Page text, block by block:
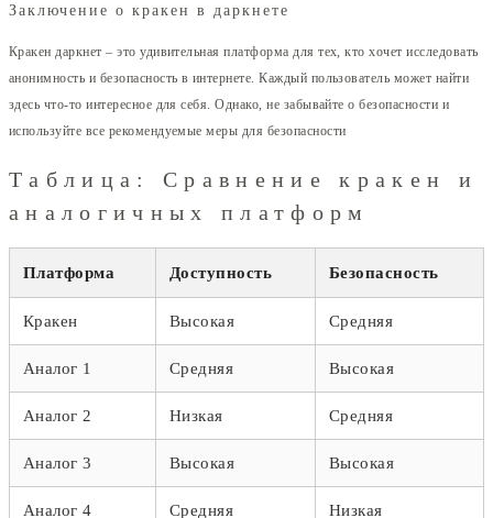
Заключение о кракен в даркнете
Кракен даркнет – это удивительная платформа для тех, кто хочет исследовать
анонимность и безопасность в интернете. Каждый пользователь может найти
здесь что-то интересное для себя. Однако, не забывайте о безопасности и
используйте все рекомендуемые меры для безопасности
Таблица: Сравнение кракен и
аналогичных платформ
Платформа Доступность Безопасность
Кракен Высокая Средняя
Аналог 1 Средняя Высокая
Аналог 2 Низкая Средняя
Аналог 3 Высокая Высокая
Аналог 4 Средняя Низкая